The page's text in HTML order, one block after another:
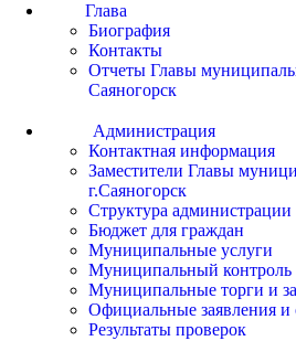
Глава
Биография
Контакты
Отчеты Главы
Саяногорск
Администрация
Контактная информация
Заместители Главы
г.Саяногорск
Структура администрации
Бюджет для граждан
Муниципальные услуги
Муниципальный контроль
Муниципальные торги и
Официальные заявления и
Результаты проверок